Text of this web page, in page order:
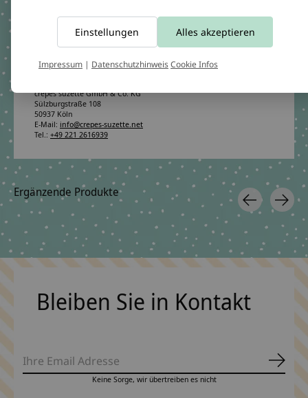
Pflegehinweis:
Waschbar bei 30°C Schonwäsche, nicht trocknergeeignet
Sicherheitshinweise:
geeignet.
crêpes suzette GmbH & Co. KG
Sülzburgstraße 108
50937 Köln
E-Mail: info@crepes-suzette.net
Tel.: +49 221 2616939
Ergänzende Produkte
Carousel items
Bleiben Sie in Kontakt
Keine Sorge, wir übertreiben es nicht
Einstellungen Alles akzeptieren
Impressum | DatenschutzhinweisCookie Infos